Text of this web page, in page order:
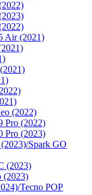
Air (2021)
(2022)
Pro (2022)
Pro (2023)
Spark GO
(2023)
(2023)
Tecno POP